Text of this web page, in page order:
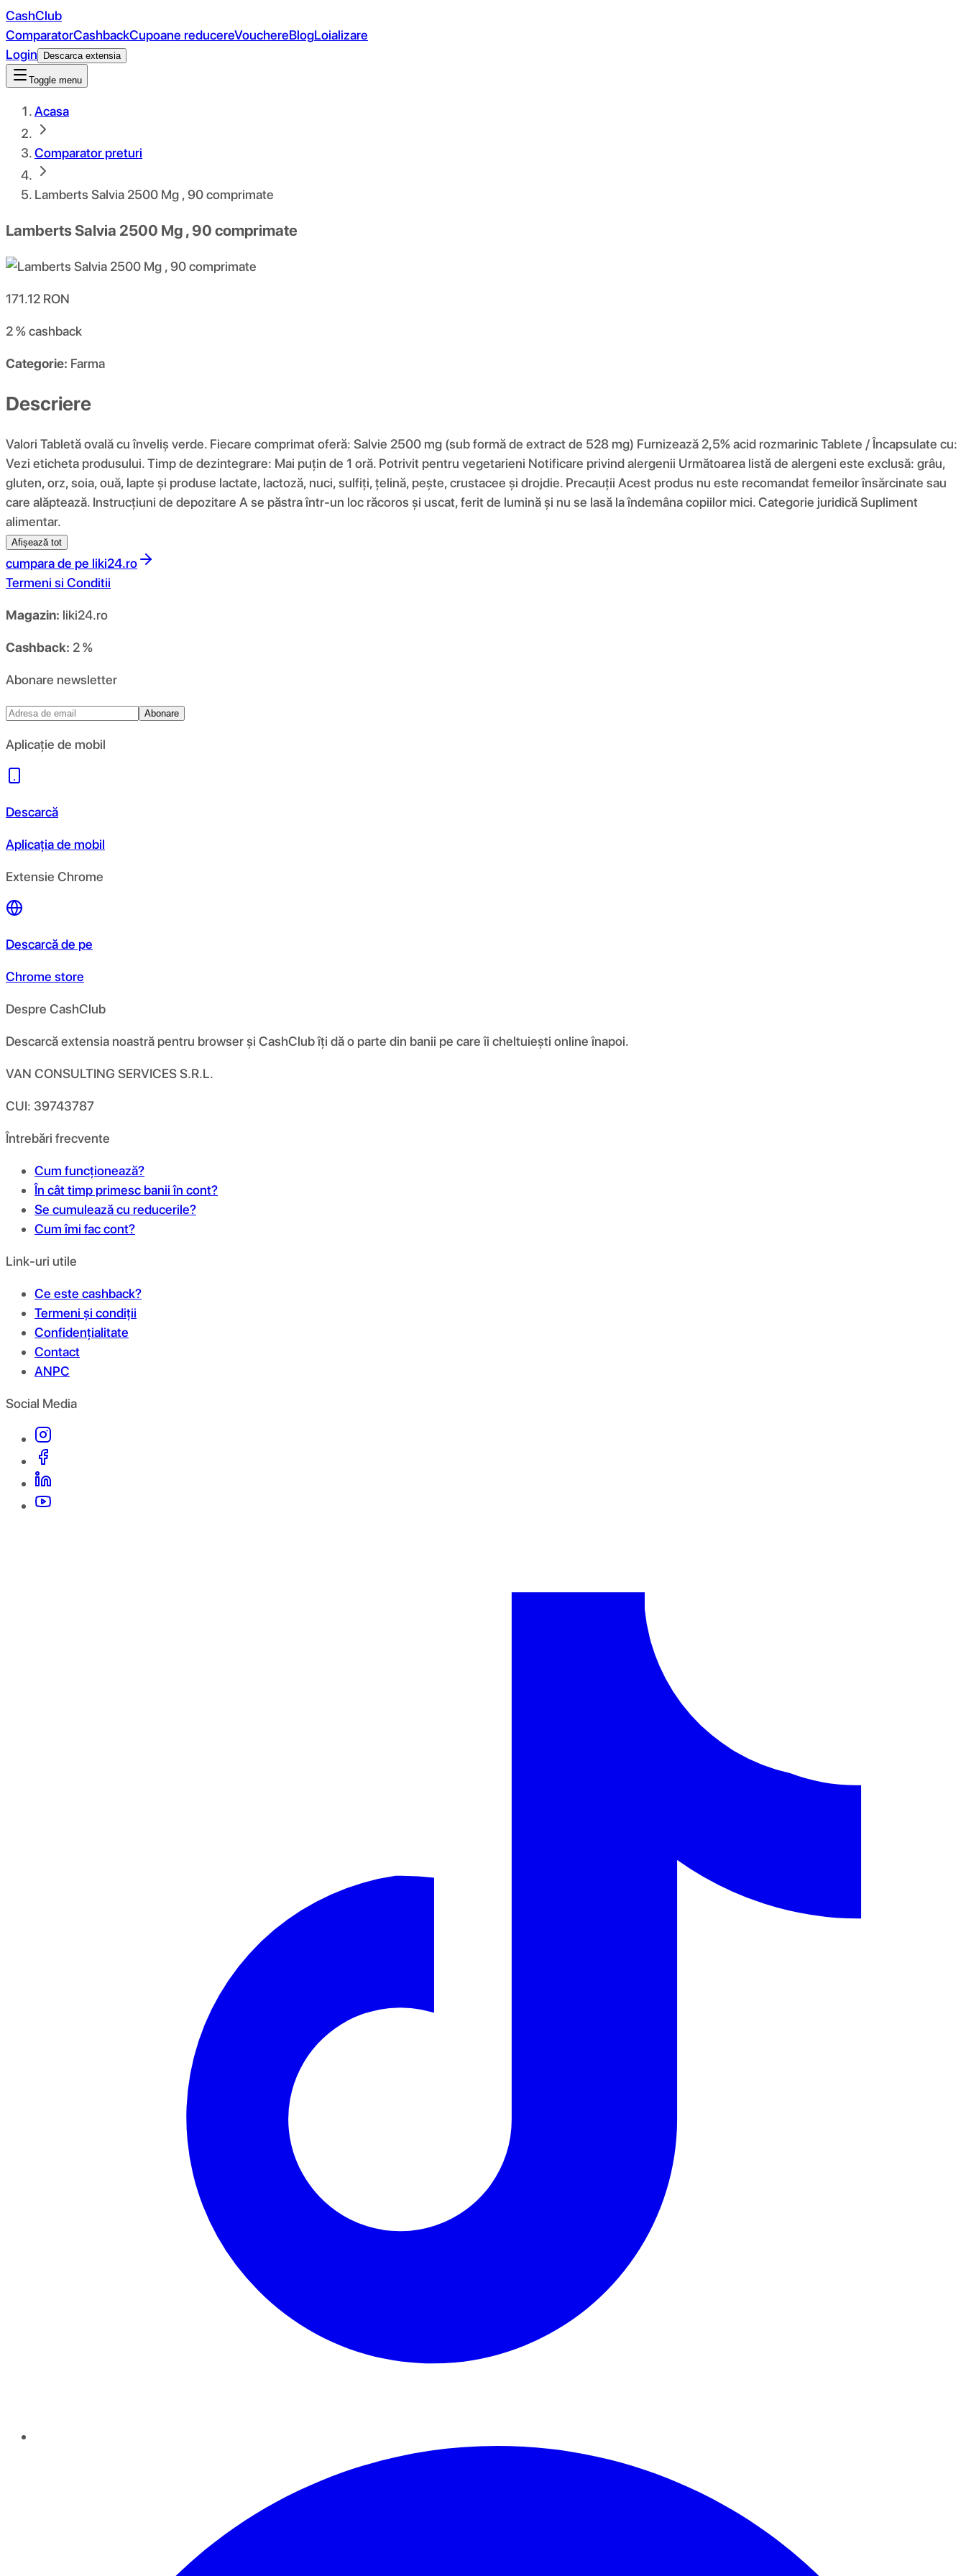
CashClub
ComparatorCashbackCupoane reducereVouchereBlogLoializare
Login
Descarca extensia
Toggle menu
Acasa
Comparator preturi
Lamberts Salvia 2500 Mg , 90 comprimate
Lamberts Salvia 2500 Mg , 90 comprimate
171.12 RON
2 %cashback
Categorie: Farma
Descriere
Valori Tabletă ovală cu înveliș verde. Fiecare comprimat oferă: Salvie 2500 mg (sub formă de extract de 528 mg) Furnizează 2,5% acid rozmarinic Tablete / Încapsulate cu:
Vezi eticheta produsului. Timp de dezintegrare: Mai puțin de 1 oră. Potrivit pentru vegetarieni Notificare privind alergenii Următoarea listă de alergeni este exclusă: grâu,
gluten, orz, soia, ouă, lapte și produse lactate, lactoză, nuci, sulfiți, țelină, pește, crustacee și drojdie. Precauții Acest produs nu este recomandat femeilor însărcinate sau
care alăptează. Instrucțiuni de depozitare A se păstra într-un loc răcoros și uscat, ferit de lumină și nu se lasă la îndemâna copiilor mici. Categorie juridică Supliment
alimentar.
Afișează tot
cumpara de pe liki24.ro
Termeni si Conditii
Magazin: liki24.ro
Cashback: 2 %
Abonare newsletter
Abonare
Aplicație de mobil
Descarcă
Aplicația de mobil
Extensie Chrome
Descarcă de pe
Chrome store
Despre CashClub
Descarcă extensia noastră pentru browser și CashClub îți dă o parte din banii pe care îi cheltuiești online înapoi.
VAN CONSULTING SERVICES S.R.L.
CUI: 39743787
Întrebări frecvente
Cum funcționează?
În cât timp primesc banii în cont?
Se cumulează cu reducerile?
Cum îmi fac cont?
Link-uri utile
Ce este cashback?
Termeni și condiții
Confidențialitate
Contact
ANPC
Social Media